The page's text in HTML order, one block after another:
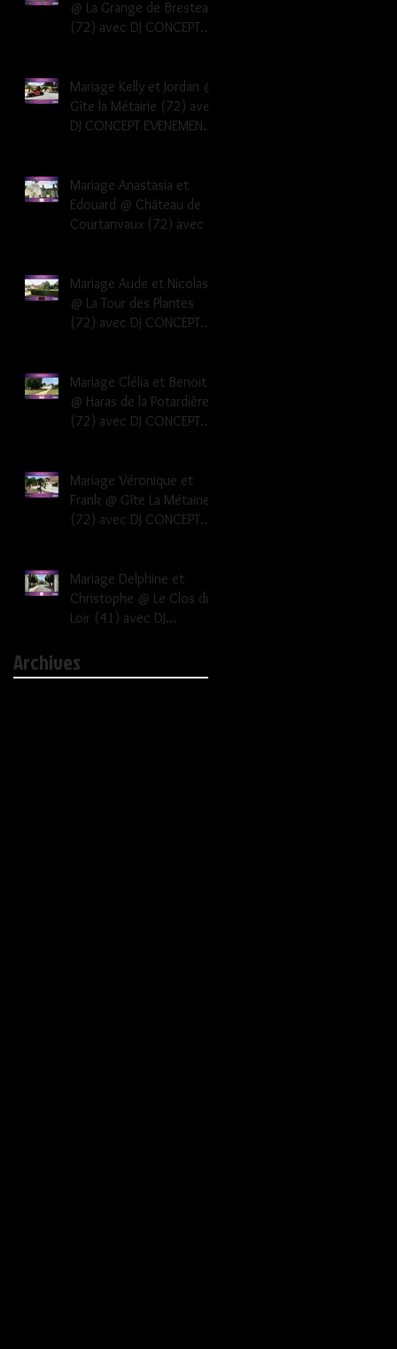
@ La Grange de Bresteau
(72) avec DJ CONCEPT
Mariage Kelly et Jordan @
Gîte la Métairie (72) avec
DJ CONCEPT EVENEMENTS
Mariage Anastasia et
Edouard @ Château de
Courtanvaux (72) avec DJ
Mariage Aude et Nicolas
@ La Tour des Plantes
(72) avec DJ CONCEPT
Mariage Clélia et Benoit
@ Haras de la Potardière
(72) avec DJ CONCEPT
Mariage Véronique et
Frank @ Gîte La Métairie
(72) avec DJ CONCEPT
Mariage Delphine et
Christophe @ Le Clos du
Loir (41) avec DJ
mariage 41
Archives